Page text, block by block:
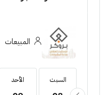
المبيعات
السبت الأحد